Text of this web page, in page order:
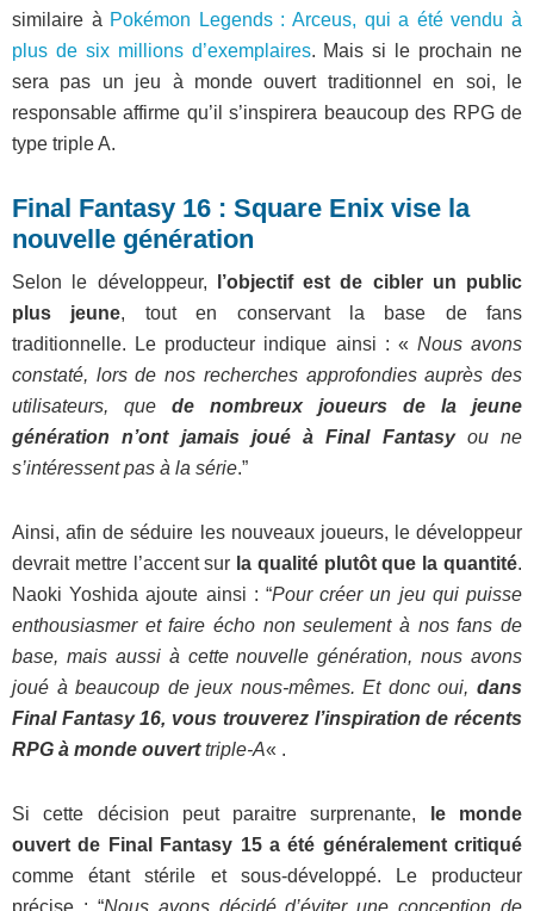
similaire à Pokémon Legends : Arceus, qui a été vendu à
plus de six millions d’exemplaires. Mais si le prochain ne
sera pas un jeu à monde ouvert traditionnel en soi, le
responsable affirme qu’il s’inspirera beaucoup des RPG de
type triple A.
Final Fantasy 16 : Square Enix vise la
nouvelle génération
Selon le développeur,
l’objectif est de cibler un public
plus jeune, tout en conservant la base de fans
traditionnelle. Le producteur indique ainsi : « Nous avons
constaté, lors de nos recherches approfondies auprès des
utilisateurs, que de nombreux joueurs de la jeune
génération n’ont jamais joué à Final Fantasyou ne
s’intéressent pas à la série.”
Ainsi, afin de séduire les nouveaux joueurs, le développeur
devrait mettre l’accent sur la qualité plutôt que la quantité.
Naoki Yoshida ajoute ainsi : “Pour créer un jeu qui puisse
enthousiasmer et faire écho non seulement à nos fans de
base, mais aussi à cette nouvelle génération, nous avons
joué à beaucoup de jeux nous-mêmes. Et donc oui, dans
Final Fantasy 16, vous trouverez l’inspiration de récents
RPG à monde ouverttriple-A« .
Si cette décision peut paraitre surprenante,
le monde
ouvert de Final Fantasy 15 a été généralement critiqué
comme étant stérile et sous-développé. Le producteur
précise : “Nous avons décidé d’éviter une conception de